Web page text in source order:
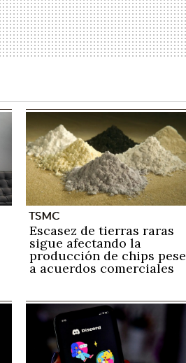
TSMC
Escasez de tierras raras
sigue afectando la
producción de chips pese
a acuerdos comerciales